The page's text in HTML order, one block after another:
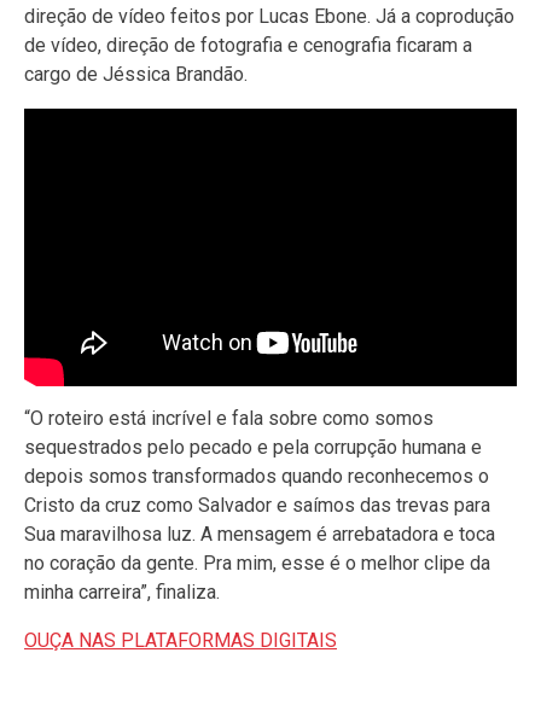
direção de vídeo feitos por Lucas Ebone. Já a coprodução
de vídeo, direção de fotografia e cenografia ficaram a
cargo de Jéssica Brandão.
“O roteiro está incrível e fala sobre como somos
sequestrados pelo pecado e pela corrupção humana e
depois somos transformados quando reconhecemos o
Cristo da cruz como Salvador e saímos das trevas para
Sua maravilhosa luz. A mensagem é arrebatadora e toca
no coração da gente. Pra mim, esse é o melhor clipe da
minha carreira”, finaliza.
OUÇA NAS PLATAFORMAS DIGITAIS